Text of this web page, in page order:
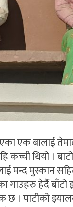
एक बालाई
थियो ।
मन्द मुस्कान
गाउहरु हेर्दै
छ । पाटीको